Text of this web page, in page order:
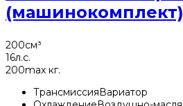
(машинокомплект)
200см³
16л.с.
200max кг.
ТрансмиссияВариатор